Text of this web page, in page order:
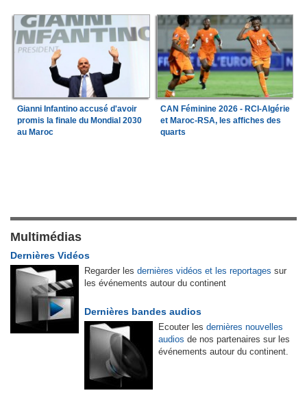
Gianni Infantino accusé d'avoir
promis la finale du Mondial 2030
au Maroc
CAN Féminine 2026 - RCI-Algérie
et Maroc-RSA, les affiches des
quarts
Multimédias
Dernières Vidéos
Regarder les dernières vidéos et les reportages sur
les événements autour du continent
Dernières bandes audios
Ecouter les dernières nouvelles
audios de nos partenaires sur les
événements autour du continent.